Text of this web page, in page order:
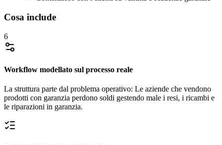
Cosa include
6
Workflow modellato sul processo reale
La struttura parte dal problema operativo: Le aziende che vendono
prodotti con garanzia perdono soldi gestendo male i resi, i ricambi e
le riparazioni in garanzia.